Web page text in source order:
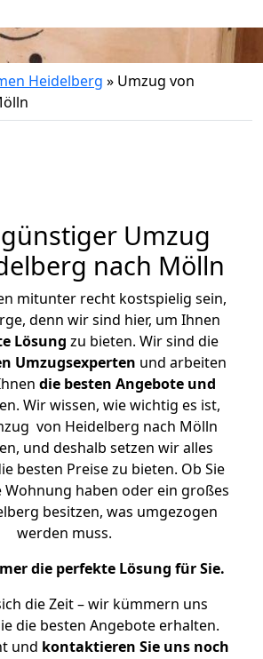
Heidelberg » Umzug von
Umzug
nach Mölln
mitunter recht kostspielig sein,
denn wir sind hier, um Ihnen
Lösung zu bieten. Wir sind die
Umzugsexperten und arbeiten
die besten Angebote und
Wir wissen, wie wichtig es ist,
von Heidelberg nach Mölln
und deshalb setzen wir alles
besten Preise zu bieten. Ob Sie
Wohnung haben oder ein großes
besitzen, was umgezogen
werden muss.
die perfekte Lösung für Sie.
die Zeit – wir kümmern uns
die besten Angebote erhalten.
und kontaktieren Sie uns noch